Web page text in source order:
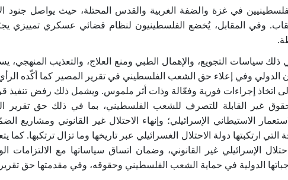
في غزة والضفة الغربية والقدس المحتلة، حيث يواصل جنود
وفي المقابل، يُخضع الفلسطينيون لنظام قضائي عسكري تمييزي
.
ذلك سياسات التجويع، والإهمال الطبي ومنع العلاج، والتعذيب المنهجي،
الدولي وفي إعلاء حق الشعب الفلسطيني في تقرير المصير كما أكّده
غير القابلة للتصرف للشعب الفلسطيني، بما في ذلك حق تقرير
الاستيطاني الإسرائيلي؛ وإنهاء الاحتلال غير القانوني ومشاريع
ارتكبتها دولة الاحتلال الغسرائيلي عبر تاريخها وما تزال ترتكبها. كما
الإسرائيلي غير القانوني، وضمان اتساق سياساتها مع الالتزامات